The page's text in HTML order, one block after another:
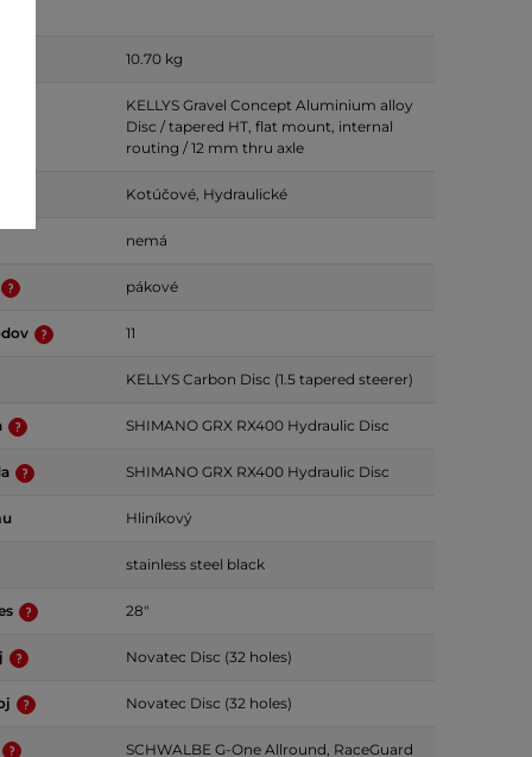
10.70 kg
KELLYS Gravel Concept Aluminium alloy
Disc / tapered HT, flat mount, internal
routing / 12 mm thru axle
Kotúčové, Hydraulické
nemá
pákové
11
KELLYS Carbon Disc (1.5 tapered steerer)
SHIMANO GRX RX400 Hydraulic Disc
SHIMANO GRX RX400 Hydraulic Disc
Hliníkový
stainless steel black
28"
Novatec Disc (32 holes)
Novatec Disc (32 holes)
SCHWALBE G-One Allround, RaceGuard